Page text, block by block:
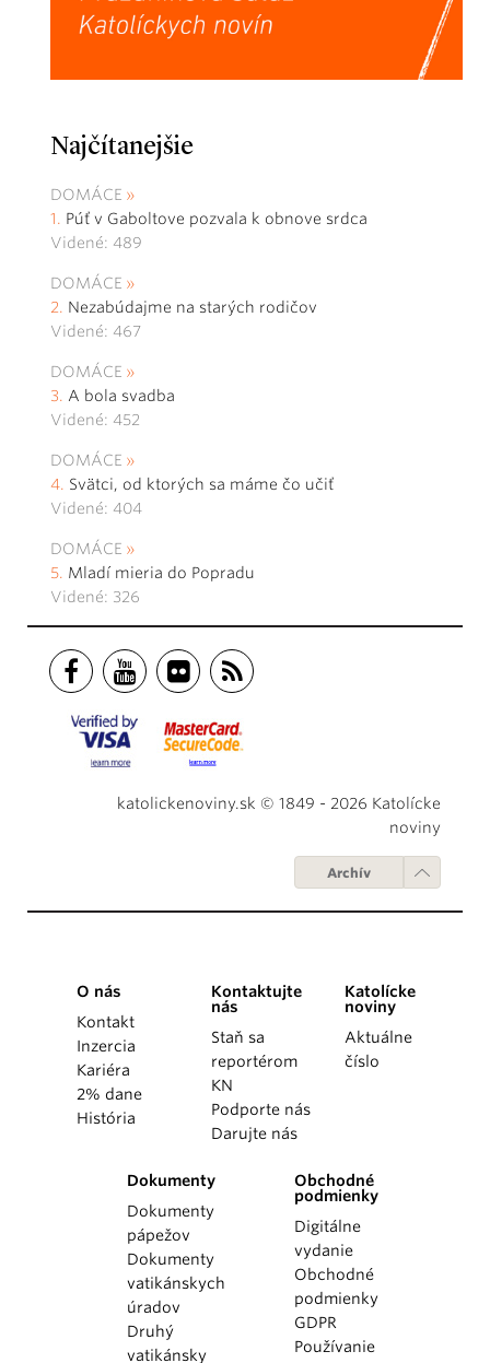
Najčítanejšie
DOMÁCE
Púť v Gaboltove pozvala k obnove srdca
Videné: 489
DOMÁCE
Nezabúdajme na starých rodičov
Videné: 467
DOMÁCE
A bola svadba
Videné: 452
DOMÁCE
Svätci, od ktorých sa máme čo učiť
Videné: 404
DOMÁCE
Mladí mieria do Popradu
Videné: 326
katolickenoviny.sk © 1849 - 2026 Katolícke
noviny
Archív
O nás
Kontakt
Inzercia
Kariéra
2% dane
História
Kontaktujte
nás
Staň sa
reportérom
KN
Podporte nás
Darujte nás
Katolícke
noviny
Aktuálne
číslo
Dokumenty
Dokumenty
pápežov
Dokumenty
vatikánskych
úradov
Druhý
vatikánsky
Obchodné
podmienky
Digitálne
vydanie
Obchodné
podmienky
GDPR
Používanie